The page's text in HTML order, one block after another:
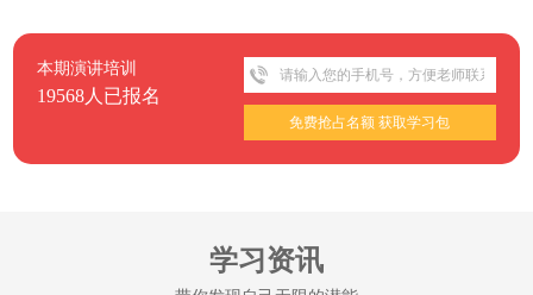
本期演讲培训
19568人已报名
学习资讯